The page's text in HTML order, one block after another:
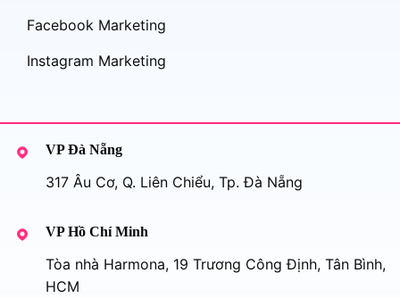
Facebook Marketing
Instagram Marketing
VP Đà Nẵng
317 Âu Cơ, Q. Liên Chiểu, Tp. Đà Nẵng
VP Hồ Chí Minh
Tòa nhà Harmona, 19 Trương Công Định, Tân Bình,
HCM